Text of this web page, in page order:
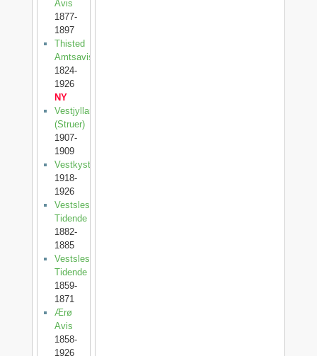
Avis
1877-
1897
Thisted
Amtsavis
1824-
1926
NY
Vestjylland
(Struer)
1907-
1909
Vestkysten
1918-
1926
Vestslesvigs
Tidende
1882-
1885
Vestslesvigsk
Tidende
1859-
1871
Ærø
Avis
1858-
1926